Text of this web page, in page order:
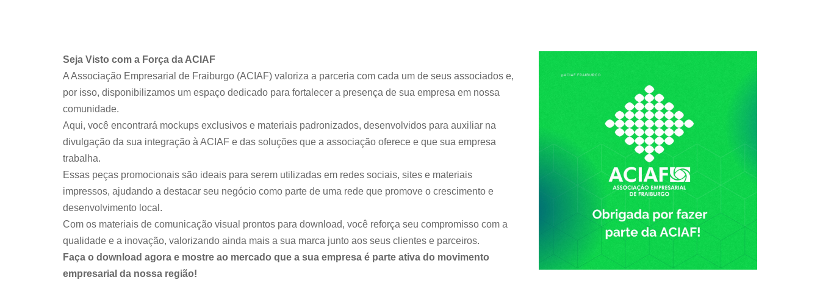
Seja Visto com a Força da ACIAF
A Associação Empresarial de Fraiburgo (ACIAF) valoriza a parceria com cada um de seus associados e,
por isso, disponibilizamos um espaço dedicado para fortalecer a presença de sua empresa em nossa
comunidade.
Aqui, você encontrará mockups exclusivos e materiais padronizados, desenvolvidos para auxiliar na
divulgação da sua integração à ACIAF e das soluções que a associação oferece e que sua empresa
trabalha.
Essas peças promocionais são ideais para serem utilizadas em redes sociais, sites e materiais
impressos, ajudando a destacar seu negócio como parte de uma rede que promove o crescimento e
desenvolvimento local.
Com os materiais de comunicação visual prontos para download, você reforça seu compromisso com a
qualidade e a inovação, valorizando ainda mais a sua marca junto aos seus clientes e parceiros.
Faça o download agora e mostre ao mercado que a sua empresa é parte ativa do movimento
empresarial da nossa região!